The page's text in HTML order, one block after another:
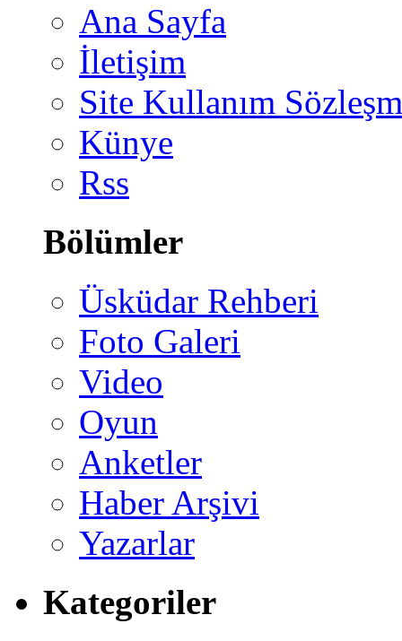
Ana Sayfa
İletişim
Site Kullanım
Künye
Rss
Bölümler
Üsküdar Rehberi
Foto Galeri
Video
Oyun
Anketler
Haber Arşivi
Yazarlar
Kategoriler